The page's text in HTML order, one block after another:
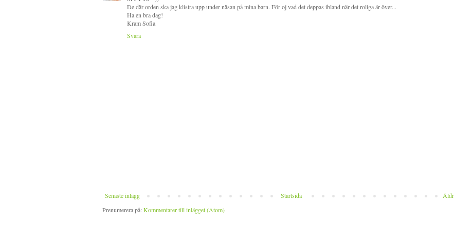
De där orden ska jag klistra upp under näsan på mina barn. För oj vad det deppas ibland när det roliga är över...
Ha en bra dag!
Kram Sofia
Svara
Senaste inlägg
Startsida
Prenumerera på:Kommentarer till inlägget (Atom)